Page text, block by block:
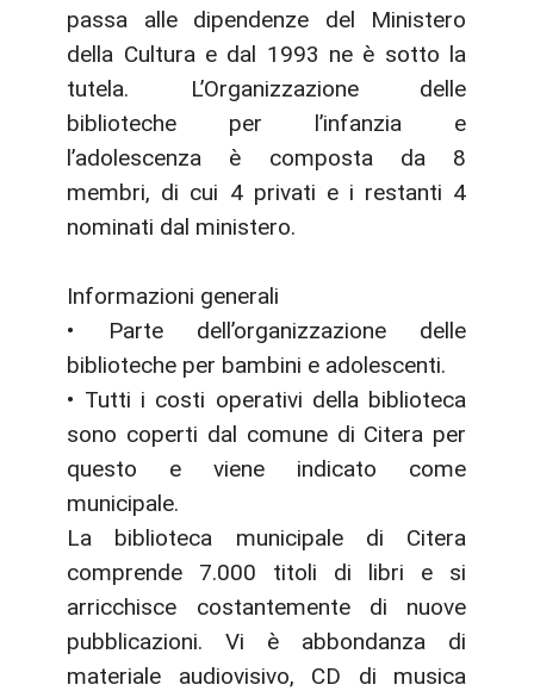
passa alle dipendenze del Ministero
della Cultura e dal 1993 ne è sotto la
tutela. L’Organizzazione delle
biblioteche per l’infanzia e
l’adolescenza è composta da 8
membri, di cui 4 privati ​​e i restanti 4
nominati dal ministero.
Informazioni generali
• Parte dell’organizzazione delle
biblioteche per bambini e adolescenti.
• Tutti i costi operativi della biblioteca
sono coperti dal comune di Citera per
questo e viene indicato come
municipale.
La biblioteca municipale di Citera
comprende 7.000 titoli di libri e si
arricchisce costantemente di nuove
pubblicazioni. Vi è abbondanza di
materiale audiovisivo, CD di musica